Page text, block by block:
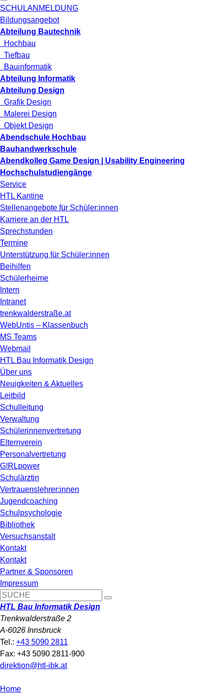
SCHULANMELDUNG
Bildungsangebot
Abteilung Bautechnik
Hochbau
Tiefbau
Bauinformatik
Abteilung Informatik
Abteilung Design
Grafik Design
Malerei Design
Objekt Design
Abendschule Hochbau
Bauhandwerkschule
Abendkolleg Game Design | Usability Engineering
Hochschulstudiengänge
Service
HTL Kantine
Stellenangebote für Schüler:innen
Karriere an der HTL
Sprechstunden
Termine
Unterstützung für Schüler:innen
Beihilfen
Schülerheime
Intern
Intranet
trenkwalderstraße.at
WebUntis – Klassenbuch
MS Teams
Webmail
HTL Bau Informatik Design
Über uns
Neuigkeiten & Aktuelles
Leitbild
Schulleitung
Verwaltung
Schülerinnenvertretung
Elternverein
Personalvertretung
G!RLpower
Schulärztin
Vertrauenslehrer:innen
Jugendcoaching
Schulpsychologie
Bibliothek
Versuchsanstalt
Kontakt
Kontakt
Partner & Sponsoren
Impressum
HTL Bau Informatik Design
Trenkwalderstraße 2
A-6026 Innsbruck
Tel.: +43 5090 2811
Fax: +43 5090 2811-900
direktion@htl-ibk.at
Home